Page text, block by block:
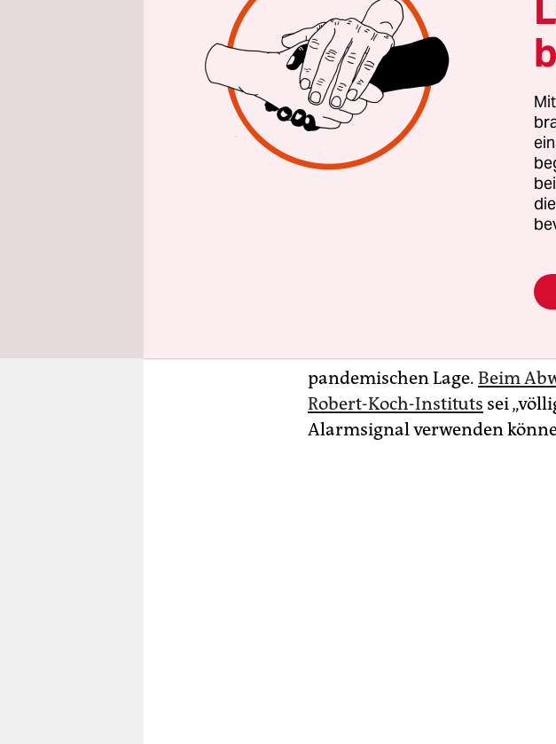
Entwurfs für das
sind die Minister
FFP2-Maskenpflicht in
Testpflichten in
Maßnahmenvorschläge
Trotzdem sind nicht alle
Am Mittwoch berieten sie
Lauterbach über das neue
Bayern. Gesundheitsminister
Entwurf „deutliche Lücken“
pandemischen Lage. Beim
Robert-Koch-Instituts sei
Alarmsignal verwenden